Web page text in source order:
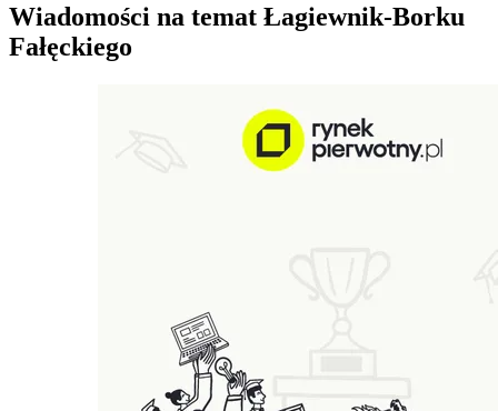
Wiadomości na temat Łagiewnik-Borku
Fałęckiego